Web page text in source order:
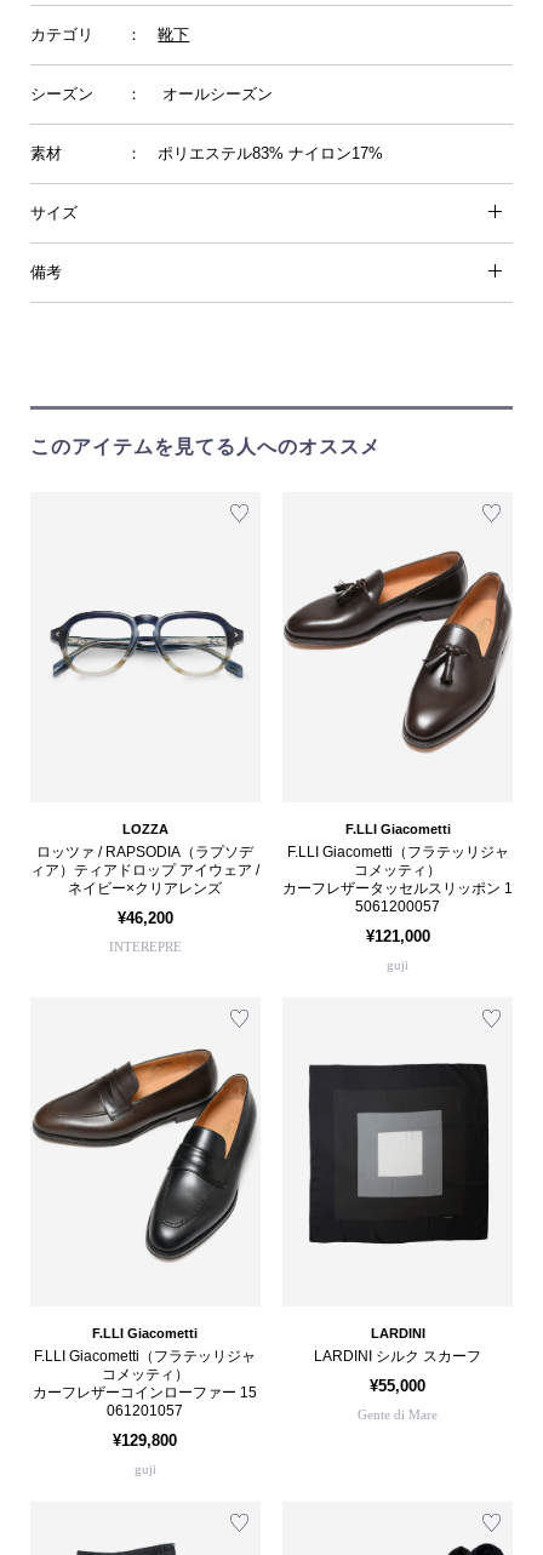
カテゴリ ：靴下
シーズン ： オールシーズン
素材 ： ポリエステル83% ナイロン17%
サイズ
備考
このアイテムを見てる人へのオススメ
LOZZA
ロッツァ / RAPSODIA（ラプソデ
ィア）ティアドロップ アイウェア /
ネイビー×クリアレンズ
¥46,200
INTEREPRE
F.LLI Giacometti
F.LLI Giacometti（フラテッリジャ
コメッティ）
カーフレザータッセルスリッポン 1
5061200057
¥121,000
guji
F.LLI Giacometti
F.LLI Giacometti（フラテッリジャ
コメッティ）
カーフレザーコインローファー 15
061201057
¥129,800
guji
LARDINI
LARDINI シルク スカーフ
¥55,000
Gente di Mare